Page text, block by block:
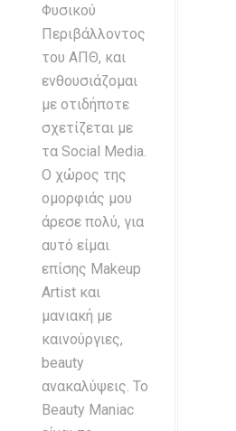
Φυσικού
Περιβάλλοντος
του ΑΠΘ, και
ενθουσιάζομαι
με οτιδήποτε
σχετίζεται με
τα Social Media.
Ο χώρος της
ομορφιάς μου
άρεσε πολύ, για
αυτό είμαι
επίσης Makeup
Artist και
μανιακή με
καινούργιες,
beauty
ανακαλύψεις. Το
Beauty Maniac